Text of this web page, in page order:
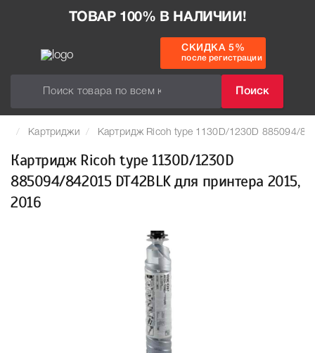
ТОВАР 100% В НАЛИЧИИ!
Поиск
СКИДКА 5%
после регистрации
Картриджи Картридж Ricoh type 1130D/1230D 885094/
Картридж Ricoh type 1130D/1230D
885094/842015 DT42BLK для принтера 2015,
2016